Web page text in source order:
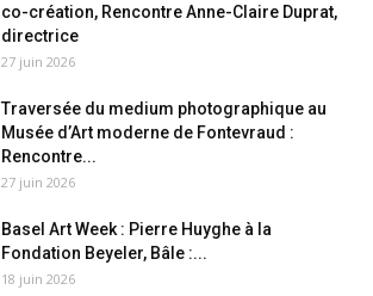
co-création, Rencontre Anne-Claire Duprat,
directrice
27 juin 2026
Traversée du medium photographique au
Musée d’Art moderne de Fontevraud :
Rencontre...
27 juin 2026
Basel Art Week : Pierre Huyghe à la
Fondation Beyeler, Bâle :...
18 juin 2026